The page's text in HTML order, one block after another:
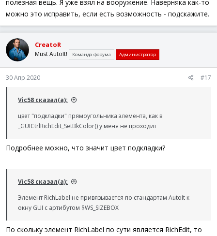
полезная вещь. Я уже взял на вооружение. Наверняка как-то
можно это исправить, если есть возможность - подскажите.
CreatoR
Must AutoIt! Команда форума Администратор
30 Апр 2020 #17
Vic58 сказал(а):
цвет "подкладки" прямоугольника элемента, как в
_GUICtrlRichEdit_SetBkColor() у меня не проходит
Подробнее можно, что значит цвет подкладки?
Vic58 сказал(а):
Элемент RichLabel не привязывается по стандартам AutoIt к
окну GUI с артибутом $WS_SIZEBOX
По скольку элемент RichLabel по сути является RichEdit, то